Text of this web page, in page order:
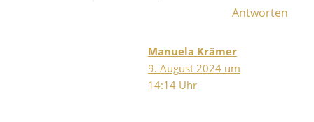
Antworten
Manuela Krämer
9. August 2024 um
14:14 Uhr